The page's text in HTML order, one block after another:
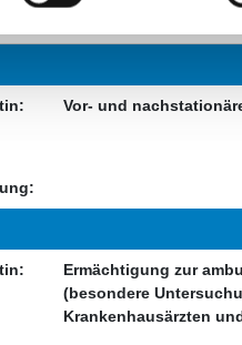
Vor- und
Ermächtigung zur
(besondere
Krankenhausärzten